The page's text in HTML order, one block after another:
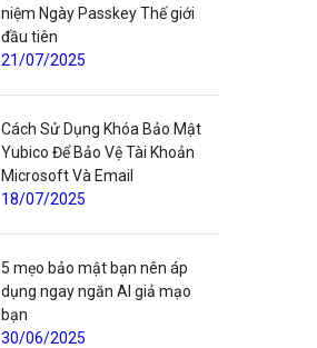
niệm Ngày Passkey Thế giới
đầu tiên
21/07/2025
Cách Sử Dụng Khóa Bảo Mật
Yubico Để Bảo Vệ Tài Khoản
Microsoft Và Email
18/07/2025
5 mẹo bảo mật bạn nên áp
dụng ngay ngăn AI giả mạo
bạn
30/06/2025